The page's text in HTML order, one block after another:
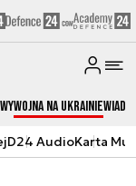
Wojna na Ukrainie
D24 AudioKarta